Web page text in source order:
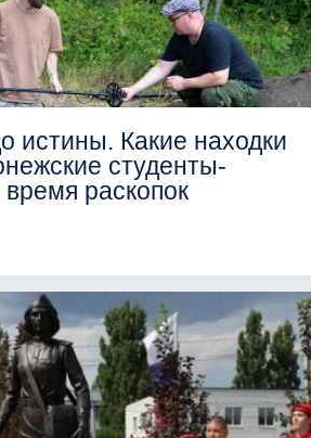
истины. Какие находки
студенты-
раскопок